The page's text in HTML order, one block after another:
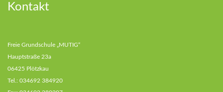
Kontakt
Freie Grundschule „MUTIG“
Hauptstraße 23a
06425 Plötzkau
Tel.: 034692 384920